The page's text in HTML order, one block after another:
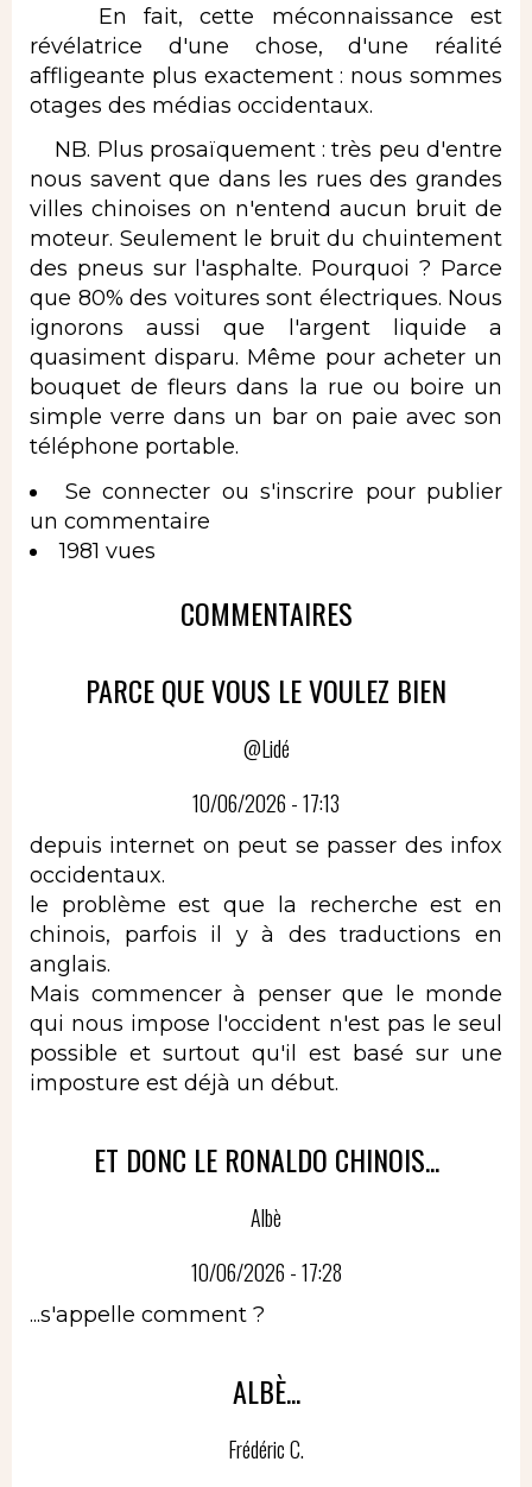
En fait, cette méconnaissance est
révélatrice d'une chose, d'une réalité
affligeante plus exactement : nous sommes
otages des médias occidentaux.
NB. Plus prosaïquement : très peu d'entre
nous savent que dans les rues des grandes
villes chinoises on n'entend aucun bruit de
moteur. Seulement le bruit du chuintement
des pneus sur l'asphalte. Pourquoi ? Parce
que 80% des voitures sont électriques. Nous
ignorons aussi que l'argent liquide a
quasiment disparu. Même pour acheter un
bouquet de fleurs dans la rue ou boire un
simple verre dans un bar on paie avec son
téléphone portable.
Se connecter ou s'inscrire pour publier
un commentaire
1981 vues
COMMENTAIRES
PARCE QUE VOUS LE VOULEZ BIEN
@Lidé
10/06/2026 - 17:13
depuis internet on peut se passer des infox
occidentaux.
le problème est que la recherche est en
chinois, parfois il y à des traductions en
anglais.
Mais commencer à penser que le monde
qui nous impose l'occident n'est pas le seul
possible et surtout qu'il est basé sur une
imposture est déjà un début.
ET DONC LE RONALDO CHINOIS...
Albè
10/06/2026 - 17:28
...s'appelle comment ?
ALBÈ...
Frédéric C.